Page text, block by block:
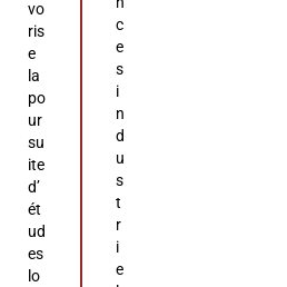
vo
ris
e
la
po
ur
su
ite
d’
ét
ud
es
lo
c
e
s
i
n
d
u
s
t
r
i
e